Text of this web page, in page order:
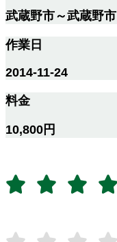
武蔵野市～武蔵野市
作業日
2014-11-24
料金
10,800円